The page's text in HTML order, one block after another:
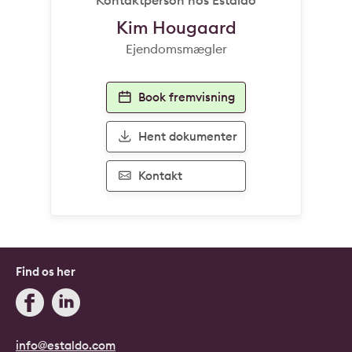
Kim Hougaard
Ejendomsmægler
Book fremvisning
Hent dokumenter
Kontakt
info@estaldo.com
Find os her